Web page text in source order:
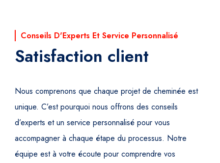
Conseils D'Experts Et Service Personnalisé
Satisfaction client
Nous comprenons que chaque projet de cheminée est
unique. C’est pourquoi nous offrons des conseils
d’experts et un service personnalisé pour vous
accompagner à chaque étape du processus. Notre
équipe est à votre écoute pour comprendre vos